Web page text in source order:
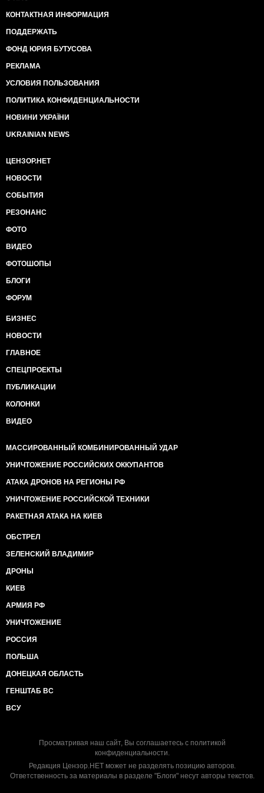
Росією через Медвечука більшості нашого
медіапростору якось забувається. Це ж не так
обробка мізків десятків мільйонів українців
пропагандою агресора. Це ще одна наша нова
Ми змусили ЦВК скасувати реєстрацію кількох
особливо одіозних втікачів із команди Овоча - і на
цьому фоні успішна реєстрація цілих двох партій, які
стоять на позиції знищення України та відверто
до Ради, стала нашою "нормою".
наскільки ми даємо їм зсунутись. А ми даємо. Ми
програли бій за проспект Григоренка у Харкові,
Шухевича у Києві - і навіть не помітили, що сама
необхідність відстоювати ці імена у суді - це нова
Чи можливо, що вікна Овертона так зсунуться, що
оплачені тисячами життів? На жаль, цілком
можливо. Вже нема нічого, захищеного та
московської "норми" відбувається шаленими
темпами та по всіх напрямках. Кінцева мета відома -
що вважають нормальним у Мордорі. І ця мета
цілком досяжна у досить короткій часовій
Єдиний наш шанс -
активних дій на випередження.
"віконні рами" і зробили можливим зсуви вікон
сталось, ми маємо самі почати зсувати рамки
нормального.
вартістю мільйони доларів, які згорають від
"коктейля" за кілька гривень, це щось неможливе і за
межею допустимого? Добровольчі батальйони не
сон, який не можна уявити в реальності? "Київська
хунта" - кліше московської пропаганди, а в реальній
процедурненько? Все так, тільки це було раніше,
поки діяли всі ті компроміси, консенсуси та
Вікна Овертона відкриті, з них дме вітрами
радикальних змін. Відбувається встановлення нової
Євген Дикий
КОНТАКТНАЯ ИНФОРМАЦИЯ
ПОДДЕРЖАТЬ
ФОНД ЮРИЯ БУТУСОВА
РЕКЛАМА
УСЛОВИЯ ПОЛЬЗОВАНИЯ
ПОЛИТИКА КОНФИДЕНЦИАЛЬНОСТИ
НОВИНИ УКРАЇНИ
UKRAINIAN NEWS
ЦЕНЗОР.НЕТ
НОВОСТИ
СОБЫТИЯ
РЕЗОНАНС
ФОТО
ВИДЕО
ФОТОШОПЫ
БЛОГИ
ФОРУМ
БИЗНЕС
НОВОСТИ
ГЛАВНОЕ
СПЕЦПРОЕКТЫ
ПУБЛИКАЦИИ
КОЛОНКИ
ВИДЕО
МАССИРОВАННЫЙ КОМБИНИРОВАННЫЙ УДАР
УНИЧТОЖЕНИЕ РОССИЙСКИХ ОККУПАНТОВ
АТАКА ДРОНОВ НА РЕГИОНЫ РФ
УНИЧТОЖЕНИЕ РОССИЙСКОЙ ТЕХНИКИ
РАКЕТНАЯ АТАКА НА КИЕВ
ОБСТРЕЛ
ЗЕЛЕНСКИЙ ВЛАДИМИР
ДРОНЫ
КИЕВ
АРМИЯ РФ
УНИЧТОЖЕНИЕ
РОССИЯ
ПОЛЬША
ДОНЕЦКАЯ ОБЛАСТЬ
ГЕНШТАБ ВС
ВСУ
Просматривая наш сайт, Вы соглашаетесь с политикой
конфиденциальности.
Редакция Цензор.НЕТ может не разделять позицию авторов.
Ответственность за материалы в разделе "Блоги" несут авторы текстов.